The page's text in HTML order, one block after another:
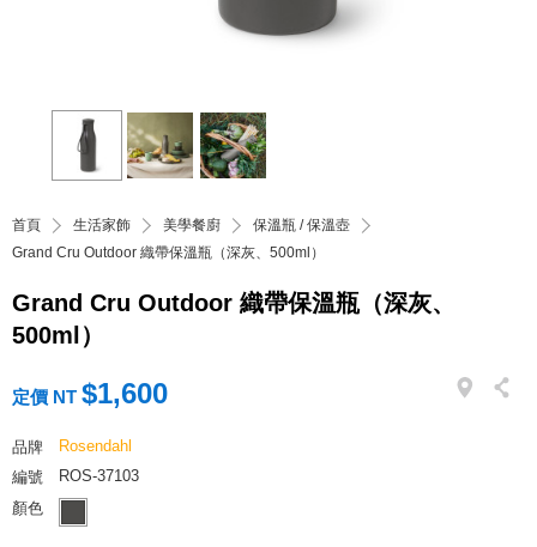
首頁 生活家飾 美學餐廚
保溫瓶 / 保溫壺
Grand Cru Outdoor 織帶保溫瓶（深灰、500ml）
Grand Cru Outdoor 織帶保溫瓶（深灰、
500ml）
定價 NT $1,600
品牌
Rosendahl
編號
ROS-37103
顏色